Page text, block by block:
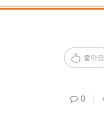
좋아요
0